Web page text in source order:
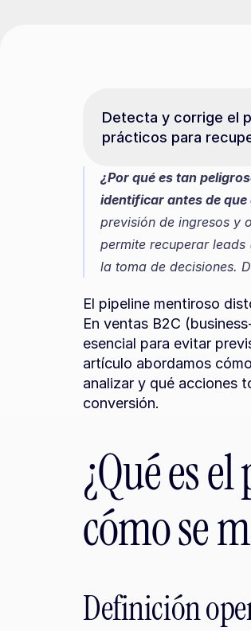
Detecta y corrige el
prácticos para
¿Por qué es tan
identificar antes de
previsión de ingresos y
permite recuperar
la toma de decisiones.
El pipeline mentiroso
En ventas B2C
esencial para evitar
artículo abordamos
analizar y qué acciones
conversión.
¿Qué es
cómo se
Definición